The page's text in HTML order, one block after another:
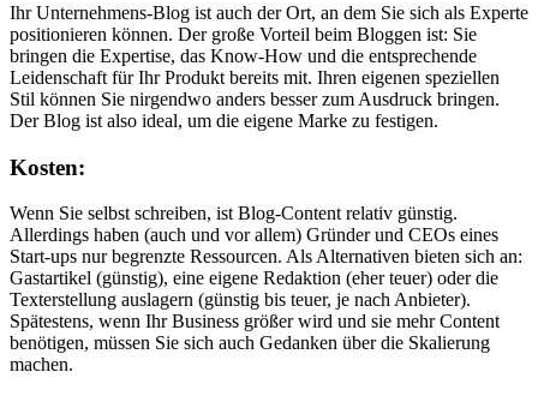
Ihr Unternehmens-Blog ist auch der Ort, an dem Sie sich als Experte
positionieren können. Der große Vorteil beim Bloggen ist: Sie
bringen die Expertise, das Know-How und die entsprechende
Leidenschaft für Ihr Produkt bereits mit. Ihren eigenen speziellen
Stil können Sie nirgendwo anders besser zum Ausdruck bringen.
Der Blog ist also ideal, um die eigene Marke zu festigen.
Kosten:
Wenn Sie selbst schreiben, ist Blog-Content relativ günstig.
Allerdings haben (auch und vor allem) Gründer und CEOs eines
Start-ups nur begrenzte Ressourcen. Als Alternativen bieten sich an:
Gastartikel (günstig), eine eigene Redaktion (eher teuer) oder die
Texterstellung auslagern (günstig bis teuer, je nach Anbieter).
Spätestens, wenn Ihr Business größer wird und sie mehr Content
benötigen, müssen Sie sich auch Gedanken über die Skalierung
machen.